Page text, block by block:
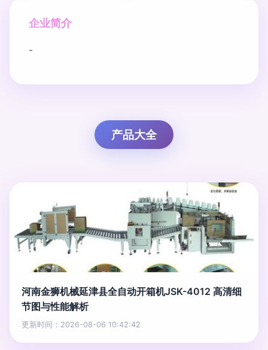
企业简介
-
产品大全
河南金狮机械延津县全自动开箱机JSK-4012 高清细
节图与性能解析
更新时间：2026-08-06 10:42:42